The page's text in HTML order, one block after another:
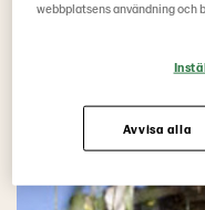
webbplatsens användning och
Avvisa alla